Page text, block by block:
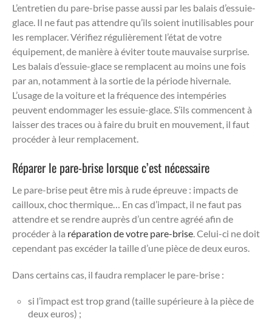
L’entretien du pare-brise passe aussi par les balais d’essuie-
glace. Il ne faut pas attendre qu’ils soient inutilisables pour
les remplacer. Vérifiez régulièrement l’état de votre
équipement, de manière à éviter toute mauvaise surprise.
Les balais d’essuie-glace se remplacent au moins une fois
par an, notamment à la sortie de la période hivernale.
L’usage de la voiture et la fréquence des intempéries
peuvent endommager les essuie-glace. S’ils commencent à
laisser des traces ou à faire du bruit en mouvement, il faut
procéder à leur remplacement.
Réparer le pare-brise lorsque c’est nécessaire
Le pare-brise peut être mis à rude épreuve : impacts de
cailloux, choc thermique… En cas d’impact, il ne faut pas
attendre et se rendre auprès d’un centre agréé afin de
procéder à la réparation de votre pare-brise. Celui-ci ne doit
cependant pas excéder la taille d’une pièce de deux euros.
Dans certains cas, il faudra remplacer le pare-brise :
si l’impact est trop grand (taille supérieure à la pièce de
deux euros) ;